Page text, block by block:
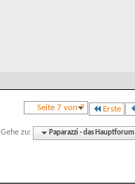
Seite 7 von 7 Erste
Gehe zu: Paparazzi - das Hauptforum